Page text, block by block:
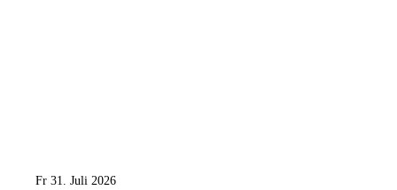
Fr 31. Juli 2026